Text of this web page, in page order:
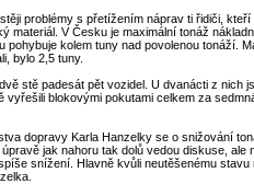
problémy s přetížením náprav ti řidiči, kteří
materiál. V Česku je maximální tonáž
pohybuje kolem tuny nad povolenou tonáží.
bylo 2,5 tuny.
stě padesát pět vozidel. U dvanácti z nich
vyřešili blokovými pokutami celkem za
dopravy Karla Hanzelky se o snižování
jak nahoru tak dolů vedou diskuse, ale
snížení. Hlavně kvůli neutěšenému stavu